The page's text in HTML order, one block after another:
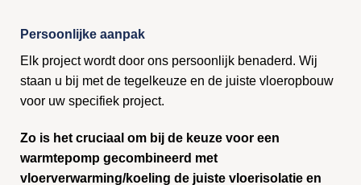
Persoonlijke aanpak
Elk project wordt door ons persoonlijk benaderd. Wij
staan u bij met de tegelkeuze en de juiste vloeropbouw
voor uw specifiek project.
Zo is het cruciaal om bij de keuze voor een
warmtepomp gecombineerd met
vloerverwarming/koeling de juiste vloerisolatie en